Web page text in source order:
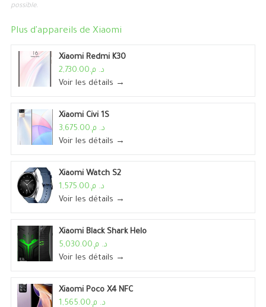
possible.
Plus d'appareils de Xiaomi
Xiaomi Redmi K30
د. م.2,730.00
Voir les détails →
Xiaomi Civi 1S
د. م.3,675.00
Voir les détails →
Xiaomi Watch S2
د. م.1,575.00
Voir les détails →
Xiaomi Black Shark Helo
د. م.5,030.00
Voir les détails →
Xiaomi Poco X4 NFC
د. م.1,565.00